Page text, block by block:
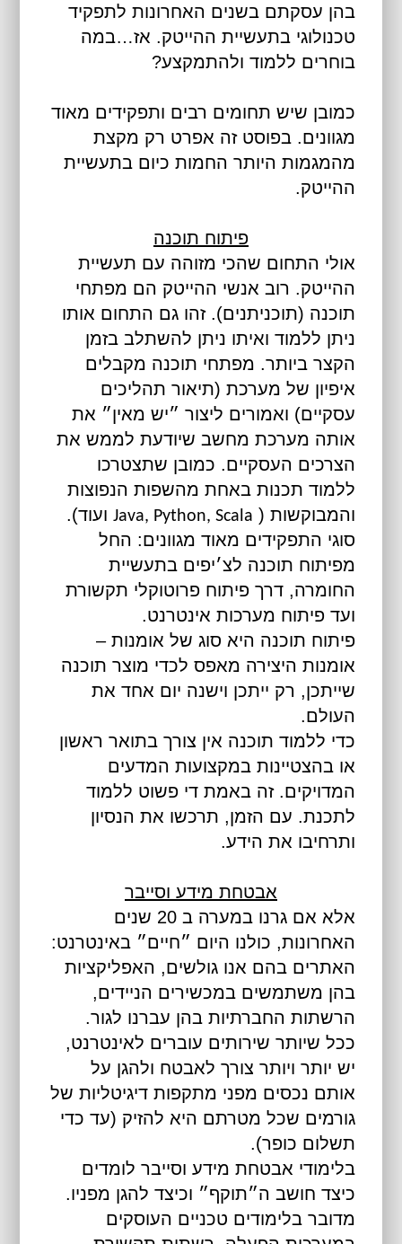
בהן עסקתם בשנים האחרונות לתפקיד
טכנולוגי בתעשיית ההייטק. אז…במה
בוחרים ללמוד ולהתמקצע?
כמובן שיש תחומים רבים ותפקידים מאוד
מגוונים. בפוסט זה אפרט רק מקצת
מהמגמות היותר החמות כיום בתעשיית
ההייטק.
פיתוח תוכנה
אולי התחום שהכי מזוהה עם תעשיית
ההייטק. רוב אנשי ההייטק הם מפתחי
תוכנה (תוכניתנים). זהו גם התחום אותו
ניתן ללמוד ואיתו ניתן להשתלב בזמן
הקצר ביותר. מפתחי תוכנה מקבלים
איפיון של מערכת (תיאור תהליכים
עסקיים) ואמורים ליצור ״יש מאין״ את
אותה מערכת מחשב שיודעת לממש את
הצרכים העסקיים. כמובן שתצטרכו
ללמוד תכנות באחת מהשפות הנפוצות
והמבוקשות ( Java, Python, Scala ועוד).
סוגי התפקידים מאוד מגוונים: החל
מפיתוח תוכנה לצ׳יפים בתעשיית
החומרה, דרך פיתוח פרוטוקלי תקשורת
ועד פיתוח מערכות אינטרנט.
פיתוח תוכנה היא סוג של אומנות –
אומנות היצירה מאפס לכדי מוצר תוכנה
שייתכן, רק ייתכן וישנה יום אחד את
העולם.
כדי ללמוד תוכנה אין צורך בתואר ראשון
או בהצטיינות במקצועות המדעים
המדויקים. זה באמת די פשוט ללמוד
לתכנת. עם הזמן, תרכשו את הנסיון
ותרחיבו את הידע.
אבטחת מידע וסייבר
אלא אם גרנו במערה ב 20 שנים
האחרונות, כולנו היום ״חיים״ באינטרנט:
האתרים בהם אנו גולשים, האפליקציות
בהן משתמשים במכשירים הניידים,
הרשתות החברתיות בהן עברנו לגור.
ככל שיותר שירותים עוברים לאינטרנט,
יש יותר ויותר צורך לאבטח ולהגן על
אותם נכסים מפני מתקפות דיגיטליות של
גורמים שכל מטרתם היא להזיק (עד כדי
תשלום כופר).
בלימודי אבטחת מידע וסייבר לומדים
כיצד חושב ה״תוקף״ וכיצד להגן מפניו.
מדובר בלימודים טכניים העוסקים